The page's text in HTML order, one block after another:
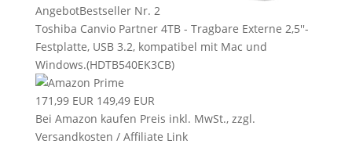
AngebotBestseller Nr. 2
Toshiba Canvio Partner 4TB - Tragbare Externe 2,5''-
Festplatte, USB 3.2, kompatibel mit Mac und
Windows.(HDTB540EK3CB)
171,99 EUR 149,49 EUR
Bei Amazon kaufen Preis inkl. MwSt., zzgl.
Versandkosten / Affiliate Link